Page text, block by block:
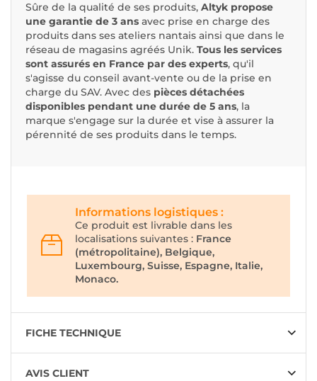
Sûre de la qualité de ses produits, Altyk propose
une garantie de 3 ans avec prise en charge des
produits dans ses ateliers nantais ainsi que dans le
réseau de magasins agréés Unik. Tous les services
sont assurés en France par des experts, qu'il
s'agisse du conseil avant-vente ou de la prise en
charge du SAV. Avec des pièces détachées
disponibles pendant une durée de 5 ans, la
marque s'engage sur la durée et vise à assurer la
pérennité de ses produits dans le temps.
Informations logistiques :
Ce produit est livrable dans les
localisations suivantes : France
(métropolitaine), Belgique,
Luxembourg, Suisse, Espagne, Italie,
Monaco.
FICHE TECHNIQUE
AVIS CLIENT